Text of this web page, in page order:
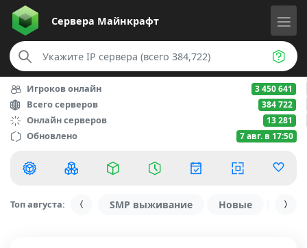
Сервера Майнкрафт
Игроков онлайн 3 450 641
Всего серверов 384 722
Онлайн серверов 13 281
Обновлено 7 авг. в 17:50
Топ августа: SMP выживание Новые С